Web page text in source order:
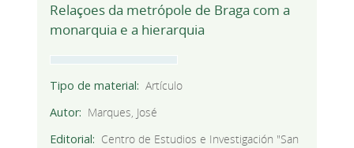
Relaçoes da metrópole de Braga com a
monarquia e a hierarquia
Tipo de material
Artículo
Autor
Marques, José
Editorial
Centro de Estudios e Investigación "San